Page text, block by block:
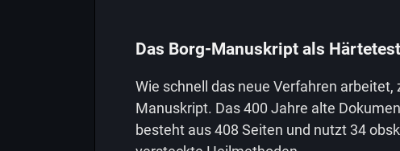
Das Borg-Manuskript als Härtetest
Wie schnell das neue Verfahren
Manuskript. Das 400 Jahre alte
besteht aus 408 Seiten und nutzt 34